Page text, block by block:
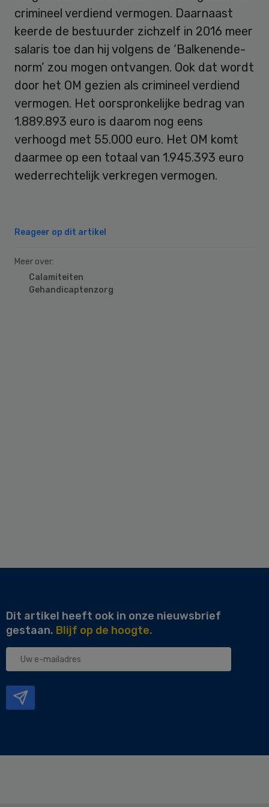
crimineel verdiend vermogen. Daarnaast
keerde de bestuurder zichzelf in 2016 meer
salaris toe dan hij volgens de ‘Balkenende-
norm’ zou mogen ontvangen. Ook dat wordt
door het OM gezien als crimineel verdiend
vermogen. Het oorspronkelijke bedrag van
1.889.893 euro is daarom nog eens
verhoogd met 55.000 euro. Het OM komt
daarmee op een totaal van 1.945.393 euro
wederrechtelijk verkregen vermogen.
Reageer op dit artikel
Meer over:
Calamiteiten
Gehandicaptenzorg
Dit artikel heeft ook in onze nieuwsbrief
gestaan. Blijf op de hoogte.
Uw